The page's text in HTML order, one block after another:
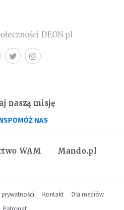
DEON.pl
WAM
Mando.pl
naszą misję
NAS
Kontakt
Dla mediów